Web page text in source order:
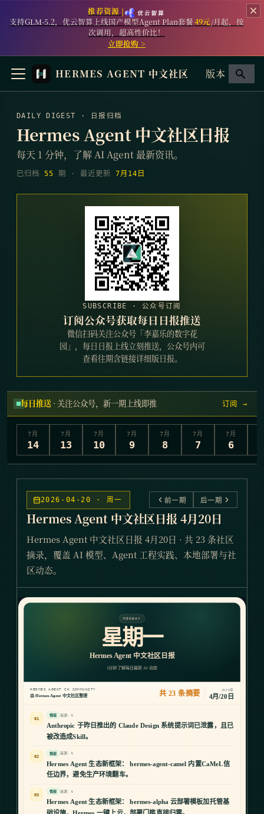
推荐资源 |
支持GLM-5.2，优云智算上线国产模型Agent Plan套餐49元/月起，按
次调用，超高性价比！
立即抢购 >
HERMES AGENT 中文社区 版本
DAILY DIGEST · 日报归档
Hermes Agent 中文社区日报
每天 1 分钟，了解 AI Agent 最新资讯。
已归档 55 期 · 最近更新 7月14日
SUBSCRIBE · 公众号订阅
订阅公众号获取每日日报推送
微信扫码关注公众号「李嘉乐的数字花
园」，每日日报上线立刻推送，公众号内可
查看往期含链接详细版日报。
每日推送 · 关注公众号，新一期上线即推 订阅 →
7 月
14
7 月
13
7 月
10
7 月
9
7 月
8
7 月
7
7 月
6
2026-04-20 · 周一 前一期 后一期
Hermes Agent 中文社区日报 4月20日
Hermes Agent 中文社区日报 4月20日 · 共 23 条社区
摘录，覆盖 AI 模型、Agent 工程实践、本地部署与社
区动态。